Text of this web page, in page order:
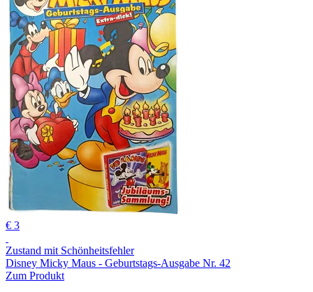
€ 3
Zustand mit Schönheitsfehler
Disney Micky Maus - Geburtstags-Ausgabe Nr. 42
Zum Produkt